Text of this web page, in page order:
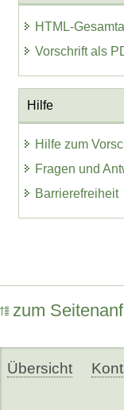
HTML-
Vorschrift als
Hilfe
Hilfe zum
Fragen und
Barrierefreiheit
zum
Übersicht